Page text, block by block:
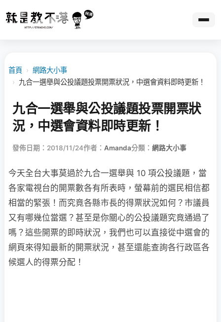
首頁 › 網路大小事
› 九合一選舉與公投議題投票開票狀況，中選會資料即時更新！
九合一選舉與公投議題投票開票狀
況，中選會資料即時更新！
發佈日期：2018/11/24作者： Amanda分類： 網路大小事
今天全台大事莫過於九合一選舉與 10 項公投議題，當
各家電視台的開票數各有所表時，螢幕前的選民相信都
相當的緊張！而究竟各縣市長的得票狀況如何？市議員
又有哪幾位當選？甚至是你關心的公投議題究竟通過了
嗎？這些開票的即時狀況，我們也可以直接從中選會的
網頁來得知最新的開票狀況，甚至還能查詢各行政區各
候選人的得票分配！